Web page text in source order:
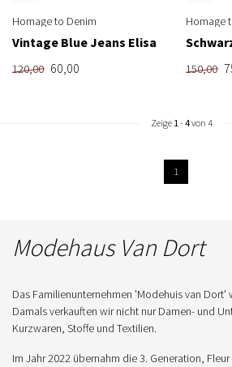
Homage to Denim
Vintage Blue Jeans Elisa
120,00 60,00
Homage
150,00
Zeige 1 - 4von 4
1
Modehaus Van Dort
Das Familienunternehmen 'Modehuis van Dort'
Damals verkauften wir nicht nur Damen- und
Kurzwaren, Stoffe und Textilien.
Im Jahr 2022 übernahm die 3. Generation,